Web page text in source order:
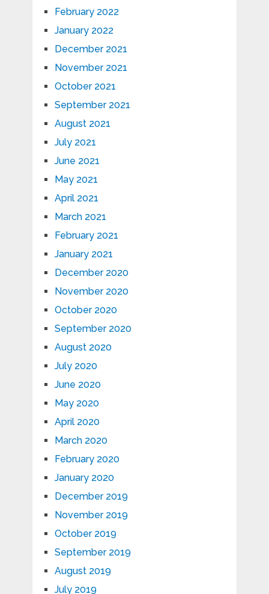
February 2022
January 2022
December 2021
November 2021
October 2021
September 2021
August 2021
July 2021
June 2021
May 2021
April 2021
March 2021
February 2021
January 2021
December 2020
November 2020
October 2020
September 2020
August 2020
July 2020
June 2020
May 2020
April 2020
March 2020
February 2020
January 2020
December 2019
November 2019
October 2019
September 2019
August 2019
July 2019